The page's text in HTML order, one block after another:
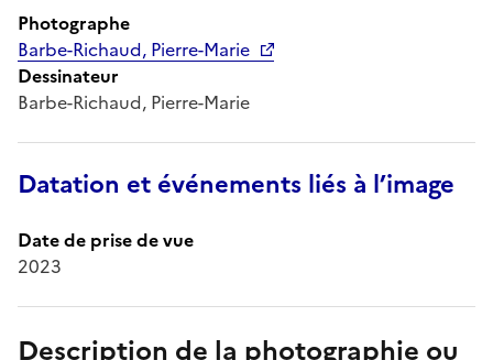
Photographe
Barbe-Richaud, Pierre-Marie
Dessinateur
Barbe-Richaud, Pierre-Marie
Datation et événements liés à l’image
Date de prise de vue
2023
Description de la photographie ou